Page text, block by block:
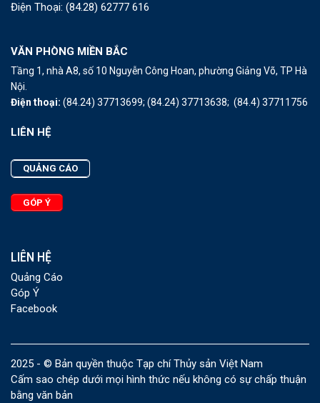
Điện Thoại: (84.28) 62777 616
VĂN PHÒNG MIỀN BẮC
Tầng 1, nhà A8, số 10 Nguyễn Công Hoan, phường Giảng Võ, TP Hà
Nội.
Điện thoại: (84.24) 37713699; (84.24) 37713638; (84.4) 37711756
LIÊN HỆ
QUẢNG CÁO
GÓP Ý
LIÊN HỆ
Quảng Cáo
Góp Ý
Facebook
2025 - © Bản quyền thuộc Tạp chí Thủy sản Việt Nam
Cấm sao chép dưới mọi hình thức nếu không có sự chấp thuận
bằng văn bản